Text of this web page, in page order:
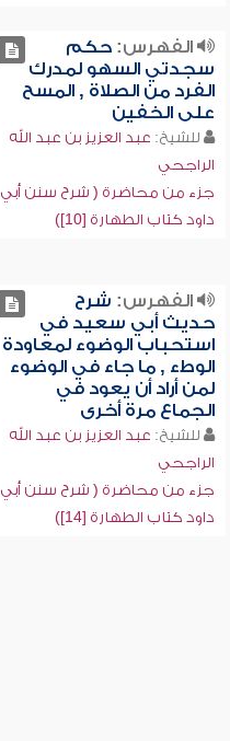
الفهرس:حكم
سجدتي السهو لمدرك
الفرد من الصلاة , المسح
على الخفين
للشيخ: عبد العزيز بن عبد الله
الراجحي
جزء من محاضرة ( شرح سنن أبي
داود كتاب الطهارة [10])
الفهرس: شرح
حديث أبي سعيد في
استحباب الوضوء لمعاودة
الوطء , ما جاء في الوضوء
لمن أراد أن يعود في
الجماع مرة أخرى
للشيخ: عبد العزيز بن عبد الله
الراجحي
جزء من محاضرة ( شرح سنن أبي
داود كتاب الطهارة [14])